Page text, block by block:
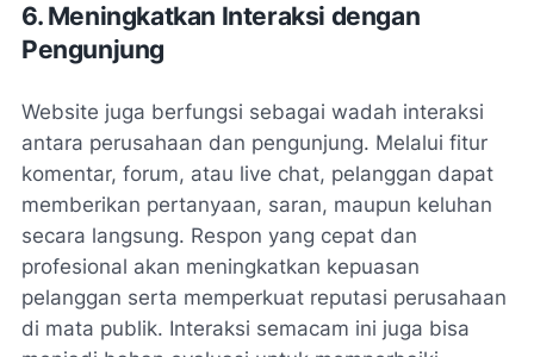
6. Meningkatkan Interaksi dengan
Pengunjung
Website juga berfungsi sebagai wadah interaksi
antara perusahaan dan pengunjung. Melalui fitur
komentar, forum, atau live chat, pelanggan dapat
memberikan pertanyaan, saran, maupun keluhan
secara langsung. Respon yang cepat dan
profesional akan meningkatkan kepuasan
pelanggan serta memperkuat reputasi perusahaan
di mata publik. Interaksi semacam ini juga bisa